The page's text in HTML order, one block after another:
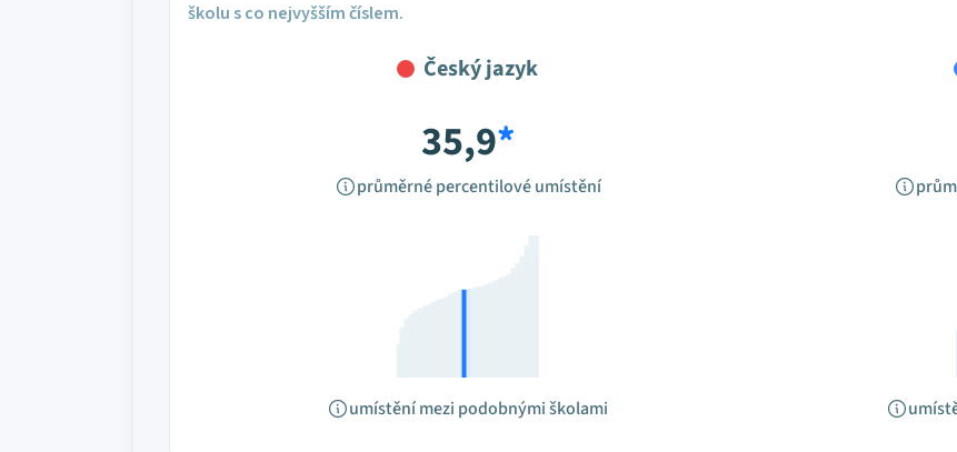
školu s co nejvyšším číslem.
Český jazyk
35,9*
průměrné percentilové umístění
umístění mezi podobnými školami